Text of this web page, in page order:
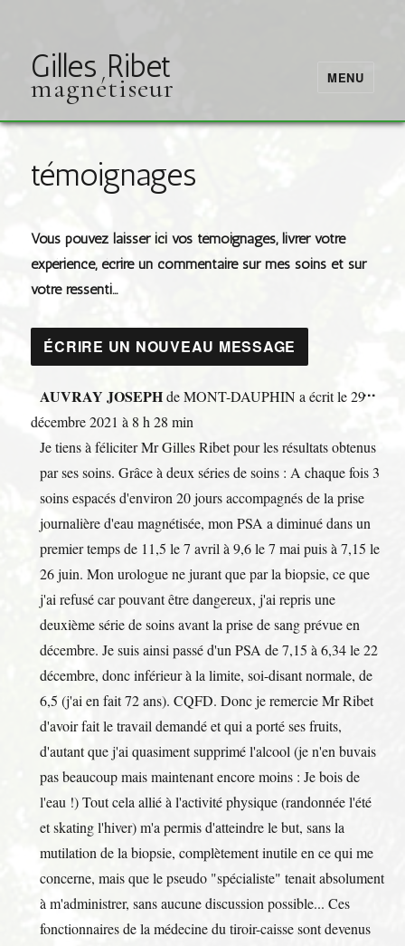
Gilles Ribet
magnétiseur MENU
témoignages
Vous pouvez laisser ici vos témoignages, livrer votre
expérience, écrire un commentaire sur mes soins et sur
votre ressenti…
AUVRAY JOSEPHde MONT-DAUPHIN a écrit le29
décembre 2021 à 8 h 28 min
Je tiens à féliciter Mr Gilles Ribet pour les résultats obtenus
par ses soins. Grâce à deux séries de soins : A chaque fois 3
soins espacés d'environ 20 jours accompagnés de la prise
journalière d'eau magnétisée, mon PSA a diminué dans un
premier temps de 11,5 le 7 avril à 9,6 le 7 mai puis à 7,15 le
26 juin. Mon urologue ne jurant que par la biopsie, ce que
j'ai refusé car pouvant être dangereux, j'ai repris une
deuxième série de soins avant la prise de sang prévue en
décembre. Je suis ainsi passé d'un PSA de 7,15 à 6,34 le 22
décembre, donc inférieur à la limite, soi-disant normale, de
6,5 (j'ai en fait 72 ans). CQFD. Donc je remercie Mr Ribet
d'avoir fait le travail demandé et qui a porté ses fruits,
d'autant que j'ai quasiment supprimé l'alcool (je n'en buvais
pas beaucoup mais maintenant encore moins : Je bois de
l'eau !) Tout cela allié à l'activité physique (randonnée l'été
et skating l'hiver) m'a permis d'atteindre le but, sans la
mutilation de la biopsie, complètement inutile en ce qui me
concerne, mais que le pseudo "spécialiste" tenait absolument
à m'administrer, sans aucune discussion possible... Ces
fonctionnaires de la médecine du tiroir-caisse sont devenus
...